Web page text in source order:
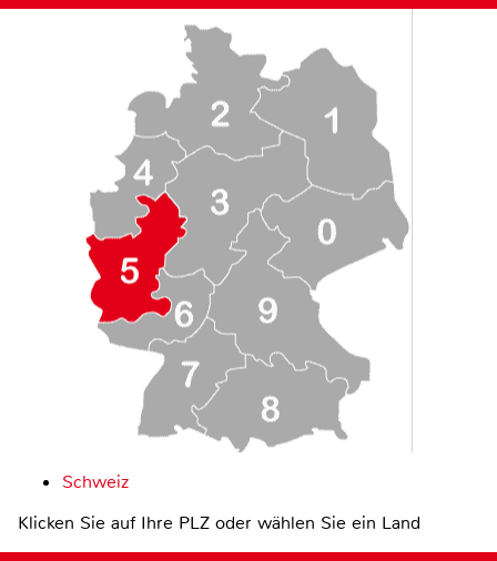
Schweiz
Klicken Sie auf Ihre PLZ oder wählen Sie ein Land